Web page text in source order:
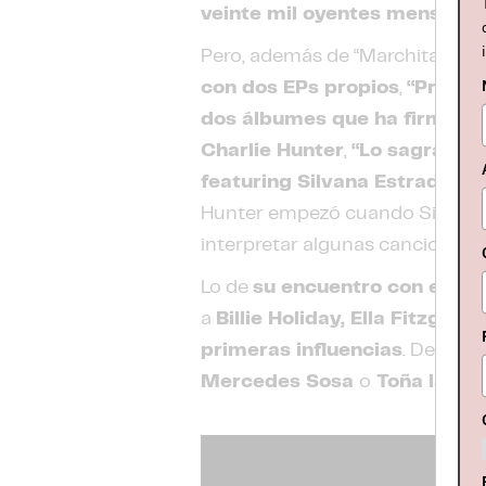
veinte mil oyentes
Pero, además de “Marchita”,
con dos EPs propios,
dos álbumes que ha firmado
Charlie Hunter,“Lo sagrado”
featuring Silvana Estrada”
Hunter empezó cuando
interpretar algunas canciones
Lo desu encuentro con el
a Billie Holiday, Ella
primeras influencias.
Mercedes Sosa o Toña la